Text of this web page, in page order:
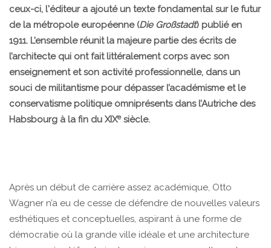
ceux-ci, l'éditeur a ajouté un texte fondamental sur le futur
de la métropole européenne (Die Großstadt) publié en
1911. L’ensemble réunit la majeure partie des écrits de
l’architecte qui ont fait littéralement corps avec son
enseignement et son activité professionnelle, dans un
souci de militantisme pour dépasser l’académisme et le
conservatisme politique omniprésents dans l’Autriche des
Habsbourg à la fin du XIXesiècle.
Après un début de carrière assez académique, Otto
Wagner n’a eu de cesse de défendre de nouvelles valeurs
esthétiques et conceptuelles, aspirant à une forme de
démocratie où la grande ville idéale et une architecture